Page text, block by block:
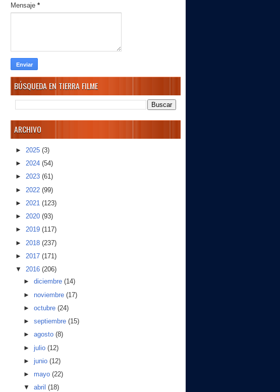
Mensaje *
BÚSQUEDA EN TIERRA FILME
ARCHIVO
► 2025 (3)
► 2024 (54)
► 2023 (61)
► 2022 (99)
► 2021 (123)
► 2020 (93)
► 2019 (117)
► 2018 (237)
► 2017 (171)
▼ 2016 (206)
► diciembre (14)
► noviembre (17)
► octubre (24)
► septiembre (15)
► agosto (8)
► julio (12)
► junio (12)
► mayo (22)
▼ abril (18)